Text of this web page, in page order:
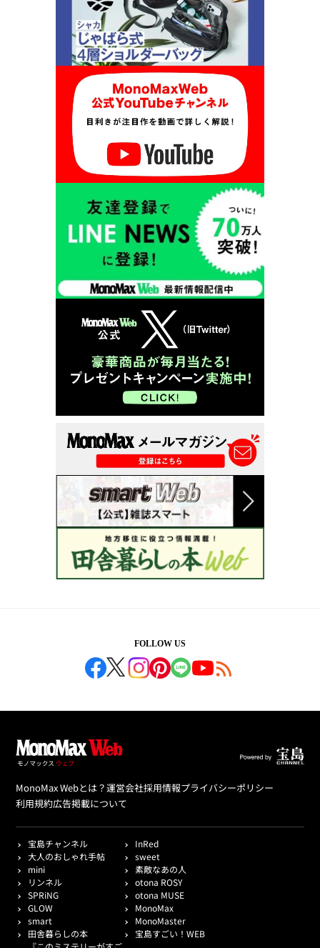
FOLLOW US
MonoMax Webとは？運営会社採用情報プライバシーポリシー
利用規約広告掲載について
宝島チャンネル
InRed
大人のおしゃれ手帖
sweet
mini
素敵なあの人
リンネル
otona ROSY
SPRiNG
otona MUSE
GLOW
MonoMax
smart
MonoMaster
田舎暮らしの本
宝島すごい！WEB